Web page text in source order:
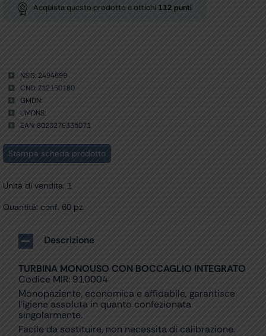
conf.
60
Acquista questo prodotto e ottieni 112 punti
NSIS: 2494699
CND: Z12150180
GMDN:
UMDNS:
EAN: 8023279335071
Stampa scheda prodotto
Unità di vendita: 1
Quantità: conf. 60 pz.
Descrizione
TURBINA MONOUSO CON BOCCAGLIO INTEGRATO
Codice MIR: 910004
Monopaziente, economica e affidabile, garantisce
l’igiene assoluta in quanto confezionata
singolarmente.
Facile da sostituire, non necessita di calibrazione.